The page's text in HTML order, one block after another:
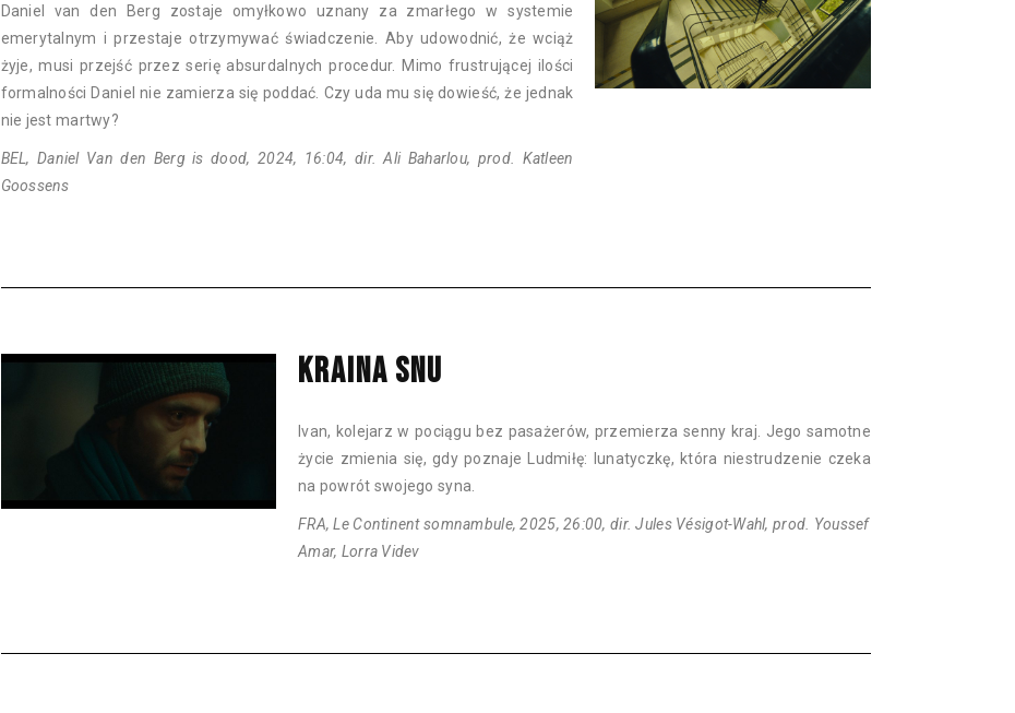
Daniel van den Berg zostaje omyłkowo uznany za zmarłego w systemie
emerytalnym i przestaje otrzymywać świadczenie. Aby udowodnić, że wciąż
żyje, musi przejść przez serię absurdalnych procedur. Mimo frustrującej ilości
formalności Daniel nie zamierza się poddać. Czy uda mu się dowieść, że jednak
nie jest martwy?
BEL, Daniel Van den Berg is dood, 2024, 16:04, dir. Ali Baharlou, prod. Katleen
Goossens
KRAINA SNU
Ivan, kolejarz w pociągu bez pasażerów, przemierza senny kraj. Jego samotne
życie zmienia się, gdy poznaje Ludmiłę: lunatyczkę, która niestrudzenie czeka
na powrót swojego syna.
FRA, Le Continent somnambule, 2025, 26:00, dir. Jules Vésigot-Wahl, prod. Youssef
Amar, Lorra Videv